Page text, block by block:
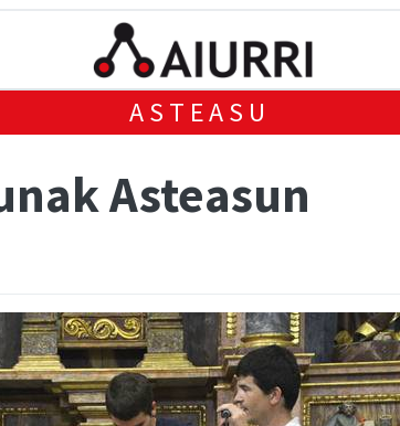
ASTEASU
Asteasun